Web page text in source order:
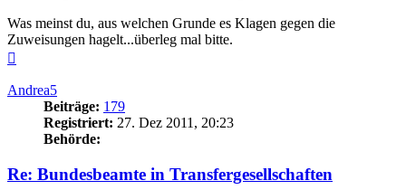
Was meinst du, aus welchen Grunde es Klagen gegen die
Zuweisungen hagelt...überleg mal bitte.
Andrea5
Beiträge: 179
Registriert: 27. Dez 2011, 20:23
Behörde:
Re: Bundesbeamte in Transfergesellschaften